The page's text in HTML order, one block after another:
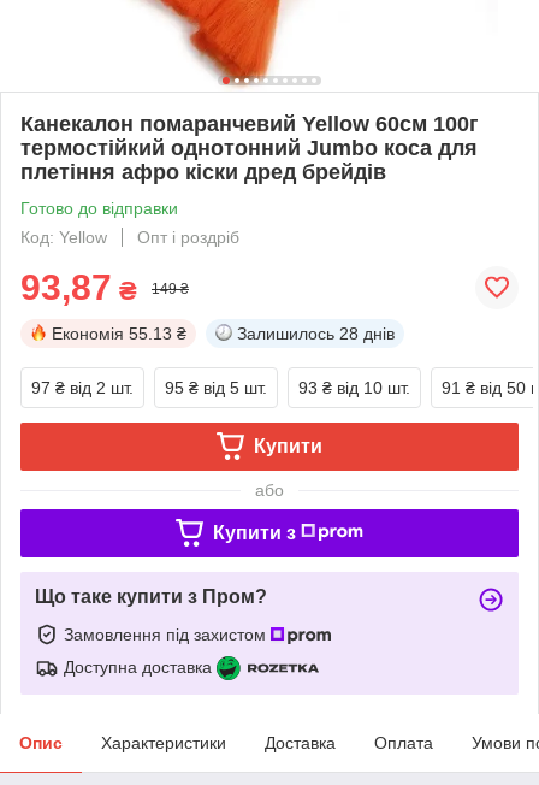
Канекалон помаранчевий Yellow 60см 100г
термостійкий однотонний Jumbo коса для
плетіння афро кіски дред брейдів
Готово до відправки
Код: Yellow
Опт і роздріб
93,87 ₴ 149 ₴
Економія 55.13 ₴ Залишилось 28 днів
97 ₴ від 2 шт. 95 ₴ від 5 шт. 93 ₴ від 10 шт. 91 ₴ від 50
Купити
або
Купити з
Що таке купити з Пром?
Замовлення під захистом
Доступна доставка
Опис Характеристики Доставка Оплата Умови